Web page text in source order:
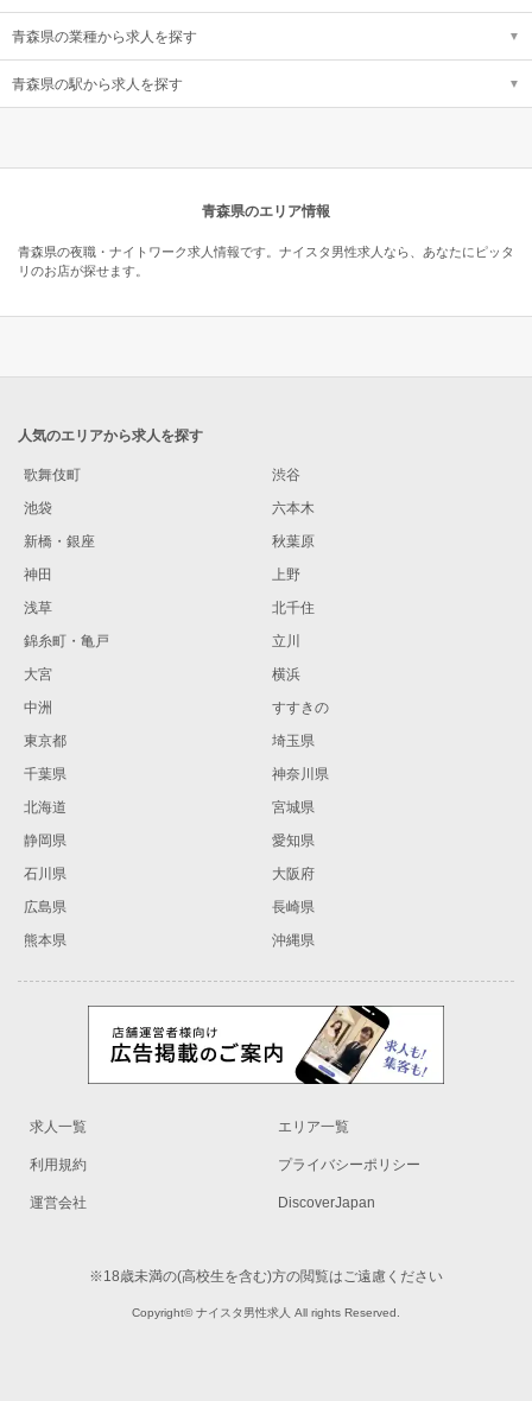
青森県の業種から求人を探す
青森県の駅から求人を探す
青森県のエリア情報
青森県の夜職・ナイトワーク求人情報です。ナイスタ男性求人なら、あなたにピッタ
リのお店が探せます。
人気のエリアから求人を探す
歌舞伎町
渋谷
池袋
六本木
新橋・銀座
秋葉原
神田
上野
浅草
北千住
錦糸町・亀戸
立川
大宮
横浜
中洲
すすきの
東京都
埼玉県
千葉県
神奈川県
北海道
宮城県
静岡県
愛知県
石川県
大阪府
広島県
長崎県
熊本県
沖縄県
求人一覧 エリア一覧
利用規約 プライバシーポリシー
運営会社 DiscoverJapan
※18歳未満の(高校生を含む)方の閲覧はご遠慮ください
Copyright© ナイスタ男性求人 All rights Reserved.